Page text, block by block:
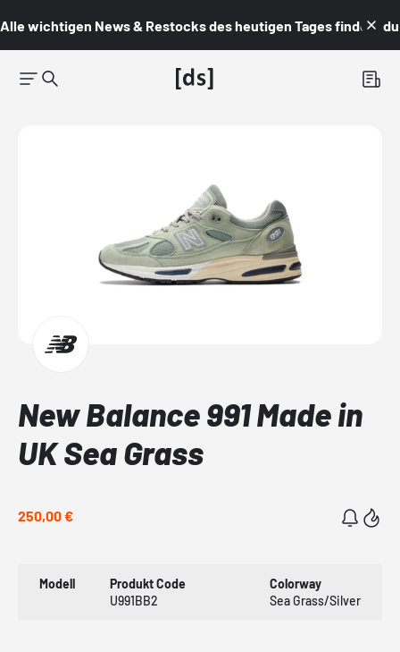
Alle wichtigen News & Restocks des heutigen Tages findest du
New Balance 991 Made in
UK Sea Grass
250,00 €
Modell
Produkt Code
U991BB2
Colorway
Sea Grass/Silver